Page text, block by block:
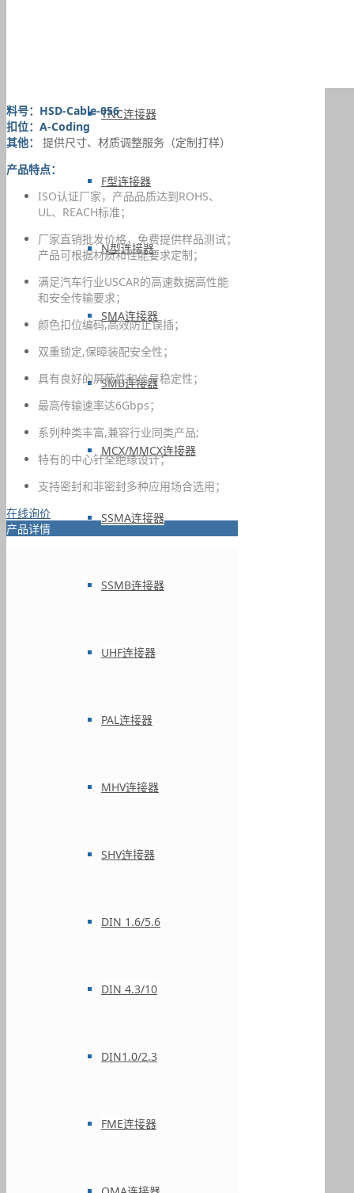
TNC连接器
F型连接器
N型连接器
SMA连接器
SMB连接器
MCX/MMCX连接器
SSMA连接器
SSMB连接器
UHF连接器
PAL连接器
MHV连接器
SHV连接器
DIN 1.6/5.6
DIN 4.3/10
DIN1.0/2.3
FME连接器
料号：HSD-Cable-056
扣位：A-Coding
其他：
提供尺寸、材质调整服务（定制打样）
产品特点：
ISO认证厂家，产品品质达到ROHS、
UL、REACH标准；
厂家直销批发价格，免费提供样品测试；
产品可根据材质和性能要求定制；
满足汽车行业USCAR的高速数据高性能
和安全传输要求；
颜色扣位编码,高效防止误插；
双重锁定,保暲装配安全性；
具有良好的屏蔽性和信号稳定性；
最高传输速率达6Gbps；
系列种类丰富,兼容行业同类产品;
特有的中心针全绝缘设计；
支持密封和非密封多种应用场合选用；
在线询价
产品详情